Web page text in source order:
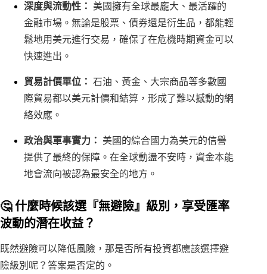
深度與流動性：
美國擁有全球最龐大、最活躍的
金融市場。無論是股票、債券還是衍生品，都能輕
鬆地用美元進行交易，確保了在危機時期資金可以
快速進出。
貿易計價單位： 石油、黃金、大宗商品等多數國
際貿易都以美元計價和結算，形成了難以撼動的網
絡效應。
政治與軍事實力：
美國的綜合國力為美元的信譽
提供了最終的保障。在全球動盪不安時，資金本能
地會流向被認為最安全的地方。
🤔 什麼時候該選『無避險』級別，享受匯率
波動的潛在收益？
既然避險可以降低風險，那是否所有投資都應該選擇避
險級別呢？答案是否定的。